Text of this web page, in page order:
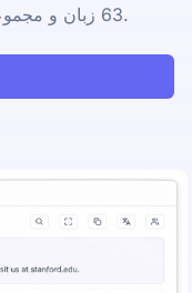
63 زبان و مجموعه‌ای از فرمت‌ها پشتیبانی می‌کند.